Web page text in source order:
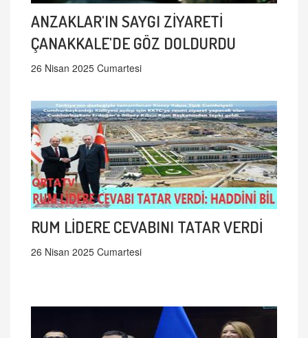
ANZAKLAR'IN SAYGI ZİYARETİ
ÇANAKKALE'DE GÖZ DOLDURDU
26 Nisan 2025 Cumartesi
RUM LİDERE CEVABINI TATAR VERDİ
26 Nisan 2025 Cumartesi